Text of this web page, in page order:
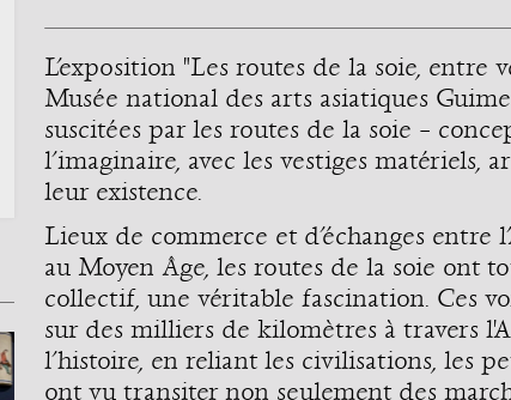
L’exposition "Les routes de la soie, entre
Musée national des arts asiatiques
suscitées par les routes de la soie –
l’imaginaire, avec les vestiges
leur existence.
Lieux de commerce et d’échanges entre
au Moyen Âge, les routes de la soie ont
collectif, une véritable fascination. Ces
sur des milliers de kilomètres à travers
l’histoire, en reliant les civilisations, les
ont vu transiter non seulement des